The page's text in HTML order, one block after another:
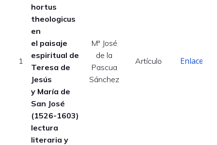
1
hortus
theologicus
en
el paisaje
espiritual de
Teresa de
Jesús
y María de
San José
(1526-1603)
lectura
literaria y
Mª José
de la
Pascua
Sánchez
Artículo Enlace